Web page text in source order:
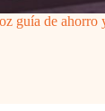
guía de ahorro